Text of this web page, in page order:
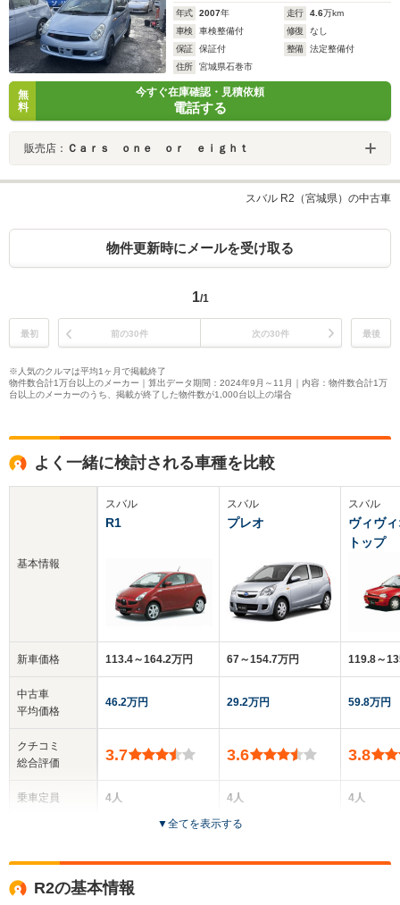
年式 2007年 走行 4.6万km
車検
車検整備付 修復
なし
保証
保証付 整備
法定整備付
住所
宮城県石巻市
無
料
今すぐ在庫確認・見積依頼
電話する
販売店： Ｃａｒｓ ｏｎｅ ｏｒ ｅｉｇｈｔ
スバル R2（宮城県）の中古車
物件更新時にメールを受け取る
1/1
最初 前の30件 次の30件 最後
※人気のクルマは平均1ヶ月で掲載終了
物件数合計1万台以上のメーカー｜算出データ期間：2024年9月～11月｜内容：物件数合計1万
台以上のメーカーのうち、掲載が終了した物件数が1,000台以上の場合
よく一緒に検討される車種を比較
基本情報
新車価格
中古車
平均価格
クチコミ
総合評価
乗車定員
スバル
R1
113.4～164.2万円
46.2万円
3.7
4人
スバル
プレオ
67～154.7万円
29.2万円
3.6
4人
3～5ドア
スバル
ヴィヴ
トップ
119.8～
59.8万円
3.8
4人
▼全てを表示する
R2の基本情報